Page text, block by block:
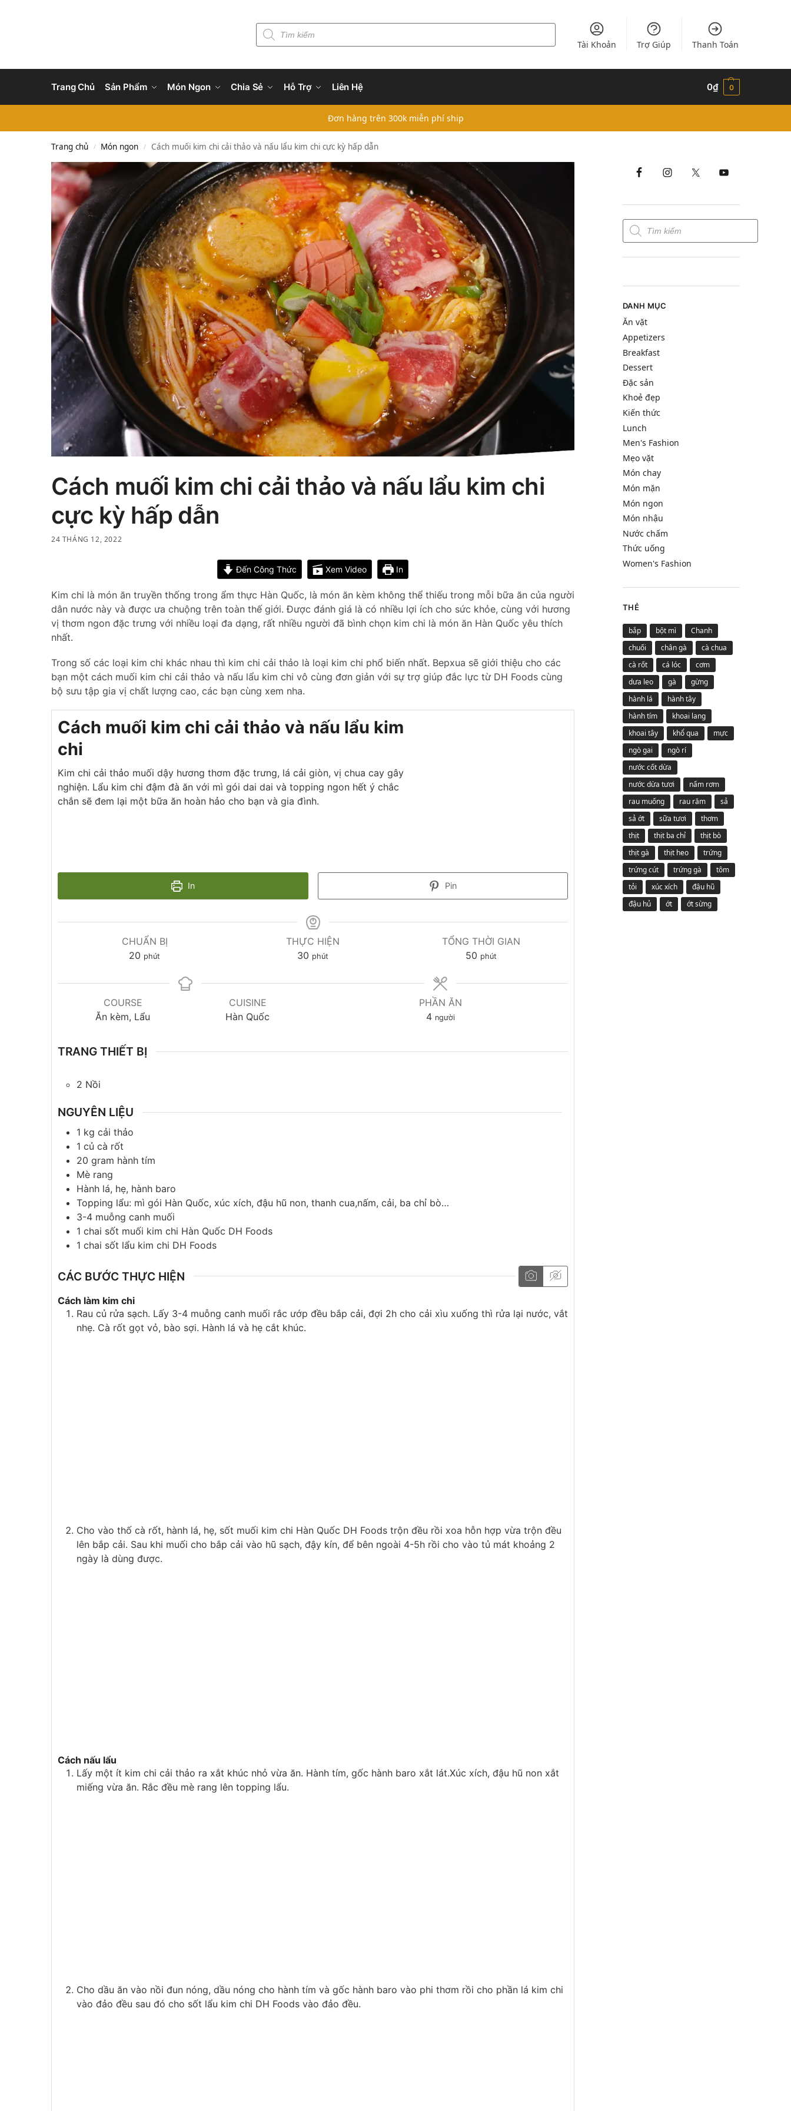
Tài Khoản Trợ Giúp Thanh Toán
Trang Chủ Sản Phẩm Món Ngon Chia Sẻ Hỗ Trợ Liên Hệ 0₫ 0
Đơn hàng trên 300k miễn phí ship
Trang chủ / Món ngon / Cách muối kim chi cải thảo và nấu lẩu kim chi cực kỳ hấp dẫn
Cách muối kim chi cải thảo và nấu lẩu kim chi
cực kỳ hấp dẫn
24 THÁNG 12, 2022
Đến Công Thức Xem Video In
Kim chi là món ăn truyền thống trong ẩm thực Hàn Quốc, là món ăn kèm không thể thiếu trong mỗi bữa ăn của người
dân nước này và được ưa chuộng trên toàn thế giới. Được đánh giá là có nhiều lợi ích cho sức khỏe, cùng với hương
vị thơm ngon đặc trưng với nhiều loại đa dạng, rất nhiều người đã bình chọn kim chi là món ăn Hàn Quốc yêu thích
nhất.
Trong số các loại kim chi khác nhau thì kim chi cải thảo là loại kim chi phổ biến nhất. Bepxua sẽ giới thiệu cho các
bạn một cách muối kim chi cải thảo và nấu lẩu kim chi vô cùng đơn giản với sự trợ giúp đắc lực từ DH Foods cùng
bộ sưu tập gia vị chất lượng cao, các bạn cùng xem nha.
Cách muối kim chi cải thảo và nấu lẩu kim
chi
Kim chi cải thảo muối dậy hương thơm đặc trưng, lá cải giòn, vị chua cay gây
nghiện. Lẩu kim chi đậm đà ăn với mì gói dai dai và topping ngon hết ý chắc
chắn sẽ đem lại một bữa ăn hoàn hảo cho bạn và gia đình.
In Pin
CHUẨN BỊ
20 phút
THỰC HIỆN
30 phút
TỔNG THỜI GIAN
50 phút
COURSE
Ăn kèm, Lẩu
CUISINE
Hàn Quốc
PHẦN ĂN
4 người
TRANG THIẾT BỊ
2 Nồi
NGUYÊN LIỆU
1 kg cải thảo
1 củ cà rốt
20 gram hành tím
Mè rang
Hành lá, hẹ, hành baro
Topping lẩu: mì gói Hàn Quốc, xúc xích, đậu hũ non, thanh cua,nấm, cải, ba chỉ bò…
3-4 muỗng canh muối
1 chai sốt muối kim chi Hàn Quốc DH Foods
1 chai sốt lẩu kim chi DH Foods
CÁC BƯỚC THỰC HIỆN
Cách làm kim chi
Rau củ rửa sạch. Lấy 3-4 muỗng canh muối rắc ướp đều bắp cải, đợi 2h cho cải xìu xuống thì rửa lại nước, vắt
nhẹ. Cà rốt gọt vỏ, bào sợi. Hành lá và hẹ cắt khúc.
Cho vào thố cà rốt, hành lá, hẹ, sốt muối kim chi Hàn Quốc DH Foods trộn đều rồi xoa hỗn hợp vừa trộn đều
lên bắp cải. Sau khi muối cho bắp cải vào hũ sạch, đậy kín, để bên ngoài 4-5h rồi cho vào tủ mát khoảng 2
ngày là dùng được.
Cách nấu lẩu
Lấy một ít kim chi cải thảo ra xắt khúc nhỏ vừa ăn. Hành tím, gốc hành baro xắt lát.Xúc xích, đậu hũ non xắt
miếng vừa ăn. Rắc đều mè rang lên topping lẩu.
Cho dầu ăn vào nồi đun nóng, dầu nóng cho hành tím và gốc hành baro vào phi thơm rồi cho phần lá kim chi
vào đảo đều sau đó cho sốt lẩu kim chi DH Foods vào đảo đều.
DANH MỤC
Ăn vặt
Appetizers
Breakfast
Dessert
Đặc sản
Khoẻ đẹp
Kiến thức
Lunch
Men's Fashion
Mẹo vặt
Món chay
Món mặn
Món ngon
Món nhậu
Nước chấm
Thức uống
Women's Fashion
THẺ
bắp bột mì
Chanh
chuối
chân gà
cà chua
cà rốt
cá lóc
cơm
dưa leo
gà
gừng
hành lá
hành tây
hành tím
khoai lang
khoai tây
khổ qua
mực
ngò gai
ngò rí
nước cốt dừa
nước dừa tươi
nấm rơm
rau muống
rau răm
sả
sả ớt
sữa tươi
thơm
thịt
thịt ba chỉ
thịt bò
thịt gà
thịt heo
trứng
trứng cút
trứng gà
tôm
tỏi
xúc xích
đậu hũ
đậu hủ
ớt ớt sừng